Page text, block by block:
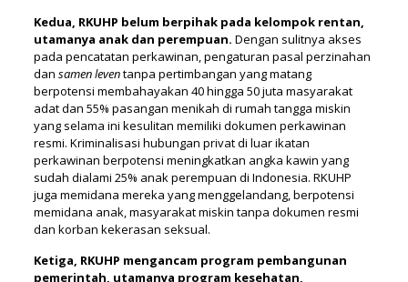
Kedua, RKUHP belum berpihak pada kelompok rentan,
utamanya anak dan perempuan. Dengan sulitnya akses
pada pencatatan perkawinan, pengaturan pasal perzinahan
dansamen leventanpa pertimbangan yang matang
berpotensi membahayakan 40 hingga 50 juta masyarakat
adat dan 55% pasangan menikah di rumah tangga miskin
yang selama ini kesulitan memiliki dokumen perkawinan
resmi. Kriminalisasi hubungan privat di luar ikatan
perkawinan berpotensi meningkatkan angka kawin yang
sudah dialami 25% anak perempuan di Indonesia. RKUHP
juga memidana mereka yang menggelandang, berpotensi
memidana anak, masyarakat miskin tanpa dokumen resmi
dan korban kekerasan seksual.
Ketiga, RKUHP mengancam program pembangunan
pemerintah, utamanya program kesehatan,